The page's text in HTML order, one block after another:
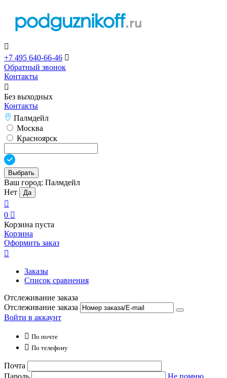

+7 495 640-66-46 
Обратный звонок
Контакты

Без выходных
Контакты
Палмдейл
Москва
Красноярск
Выбрать
Ваш город: Палмдейл
Нет
Да

0 
Корзина пуста
Корзина
Оформить заказ

Заказы
Список сравнения
Отслеживание заказа
Отслеживание заказа
Войти в аккаунт
 По почте
 По телефону
Почта
Пароль
Не помню